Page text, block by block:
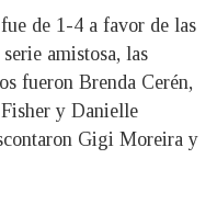
de 1-4 a favor de las
amistosa, las
fueron Brenda Cerén,
y Danielle
Gigi Moreira y